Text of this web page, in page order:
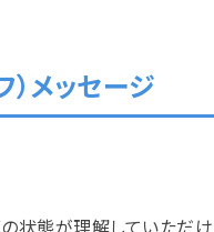
）メッセージ